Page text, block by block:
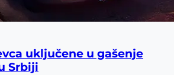
uključene u gašenje
Srbiji